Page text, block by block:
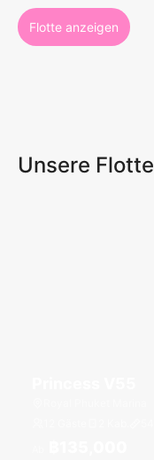
Flotte anzeigen
Unsere Flotte